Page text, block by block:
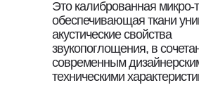
Это калиброванная микро-
обеспечивающая ткани
акустические свойства
звукопоглощения, в
современным
техническими